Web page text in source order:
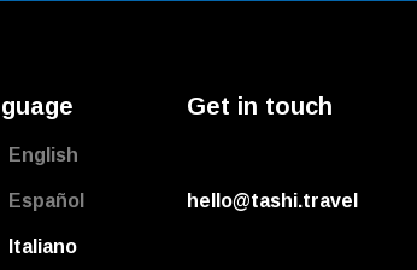
English
Español
Italiano
Get in touch
hello@tashi.travel